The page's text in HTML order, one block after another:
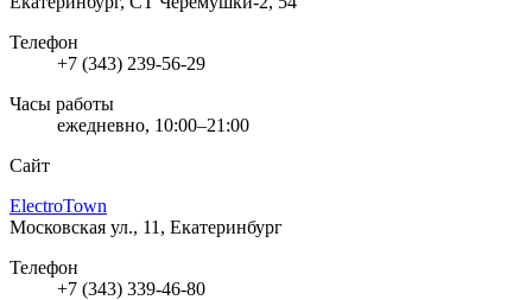
Телефон
+7 (343) 239-56-29
Часы работы
ежедневно, 10:00–21:00
Сайт
ElectroTown
Московская ул., 11, Екатеринбург
Телефон
+7 (343) 339-46-80